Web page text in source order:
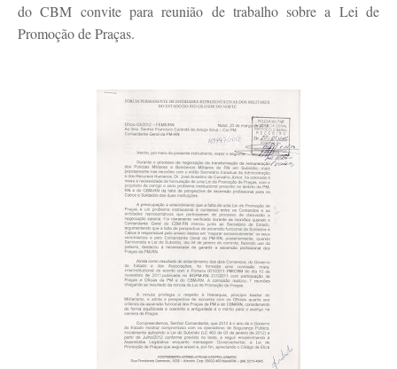
do CBM convite para reunião de trabalho sobre a Lei de
Promoção de Praças.